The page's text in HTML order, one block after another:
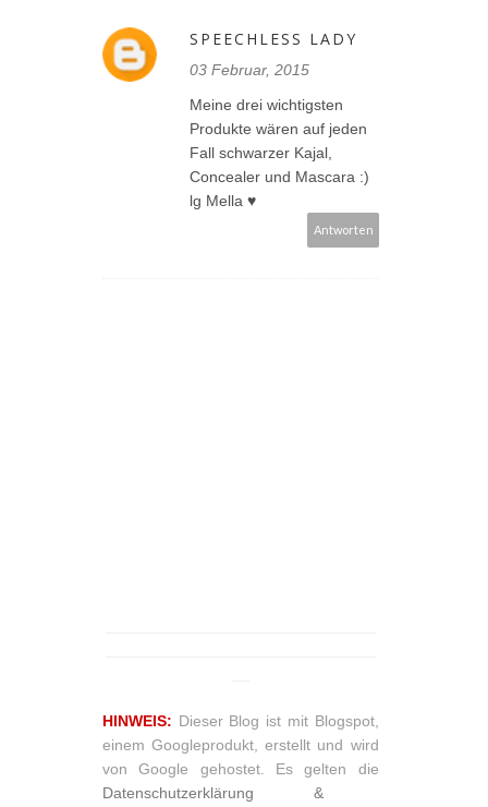
SPEECHLESS LADY
03 Februar, 2015
Meine drei wichtigsten
Produkte wären auf jeden
Fall schwarzer Kajal,
Concealer und Mascara :)
lg Mella ♥
Antworten
HINWEIS: Dieser Blog ist mit Blogspot,
einem Googleprodukt, erstellt und wird
von Google gehostet. Es gelten die
Datenschutzerklärung &